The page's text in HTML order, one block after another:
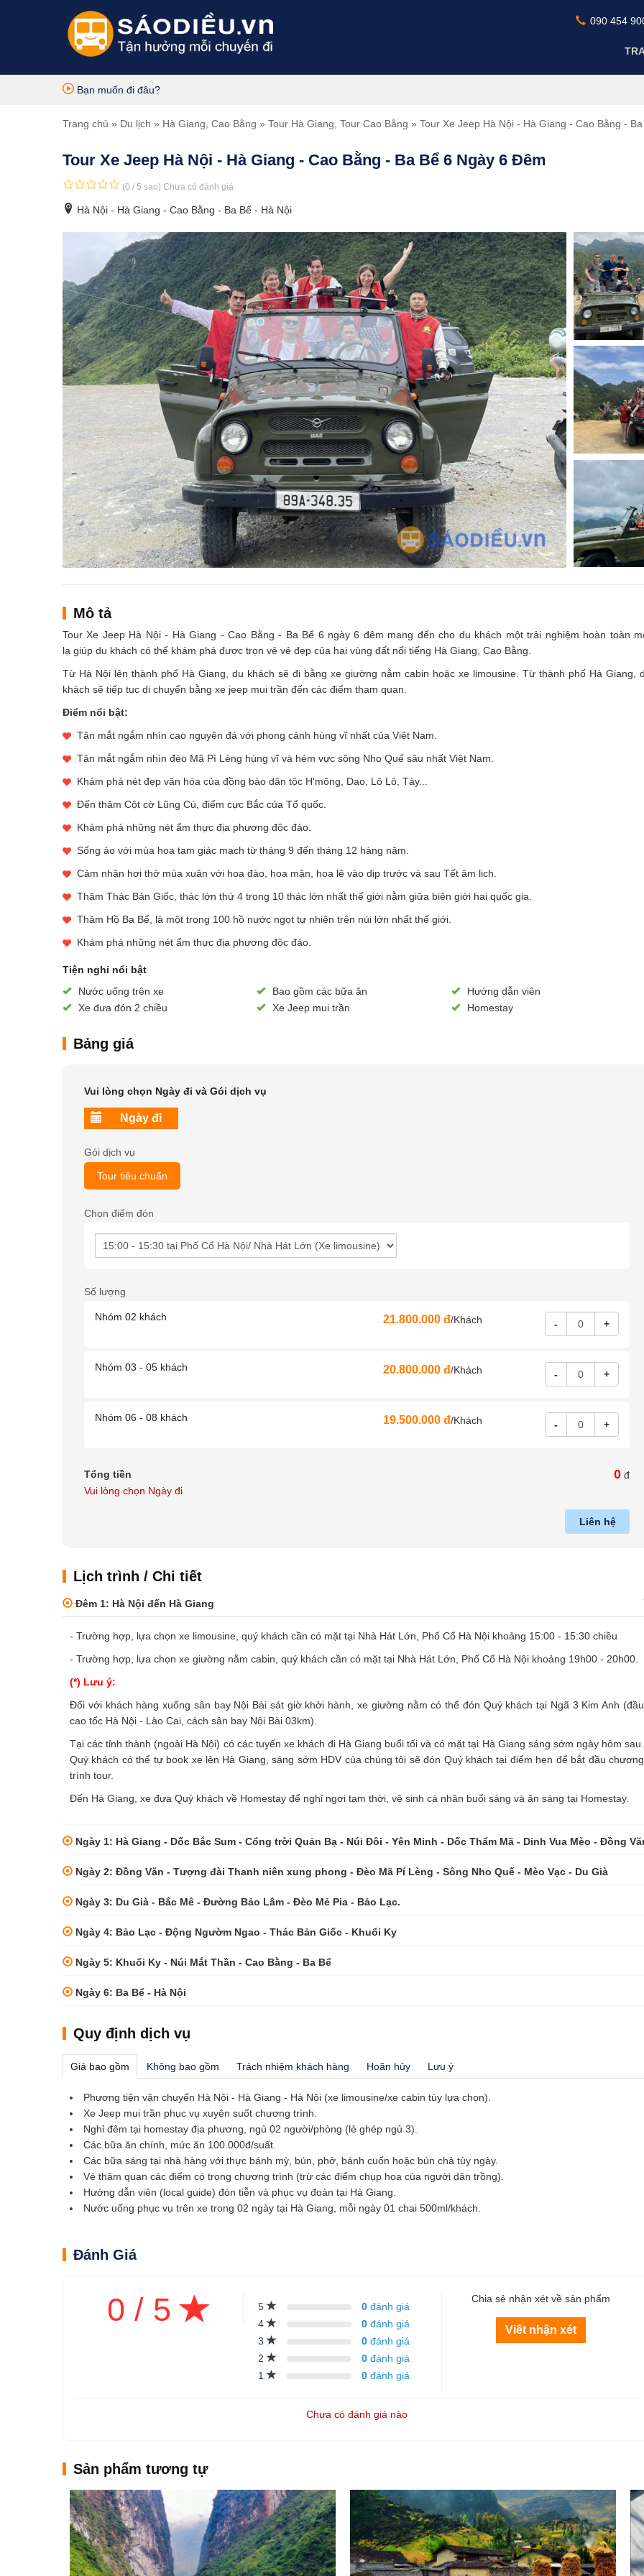
090 454
Bạn muốn đi đâu?
Trang chủ » Du lịch » Hà Giang Cao Bằng » Tour Hà Giang Tour Cao Bằng » Tour Xe Jeep Hà Nội - Hà Giang - Cao Bằng -
Tour Xe Jeep Hà Nội - Hà Giang - Cao Bằng - Ba Bể 6 Ngày 6 Đêm
(0 / 5 sao) Chưa có đánh giá
Hà Nội - Hà Giang - Cao Bằng - Ba Bể - Hà Nội
Mô tả
Tour Xe Jeep Hà Nội - Hà Giang - Cao Bằng - Ba Bể 6 ngày 6 đêm mang đến cho du khách một trải nghiệm hoàn toàn
lạ giúp du khách có thể khám phá được trọn vẻ vẻ đẹp của hai vùng đất nổi tiếng Hà Giang, Cao Bằng.
Từ Hà Nội lên thành phố Hà Giang, du khách sẽ đi bằng xe giường nằm cabin hoặc xe limousine. Từ thành phố Hà Giang,
khách sẽ tiếp tục di chuyển bằng xe jeep mui trần đến các điểm tham quan.
Điểm nổi bật:
Tận mắt ngắm nhìn cao nguyên đá với phong cảnh hùng vĩ nhất của Việt Nam.
Tận mắt ngắm nhìn đèo Mã Pì Lèng hùng vĩ và hẻm vực sông Nho Quế sâu nhất Việt Nam.
Khám phá nét đẹp văn hóa của đồng bào dân tộc H'mông, Dao, Lô Lô, Tày...
Đến thăm Cột cờ Lũng Cú, điểm cực Bắc của Tổ quốc.
Khám phá những nét ẩm thực địa phương độc đáo.
Sống ảo với mùa hoa tam giác mạch từ tháng 9 đến tháng 12 hàng năm.
Cảm nhận hơi thở mùa xuân với hoa đào, hoa mận, hoa lê vào dịp trước và sau Tết âm lịch.
Thăm Thác Bản Giốc, thác lớn thứ 4 trong 10 thác lớn nhất thế giới nằm giữa biên giới hai quốc gia.
Thăm Hồ Ba Bể, là một trong 100 hồ nước ngọt tự nhiên trên núi lớn nhất thế giới.
Khám phá những nét ẩm thực địa phương độc đáo.
Tiện nghi nổi bật
Nước uống trên xe
Bao gồm các bữa ăn
Hướng dẫn viên
Xe đưa đón 2 chiều
Xe Jeep mui trần Homestay
Bảng giá
Vui lòng chọn Ngày đi và Gói dịch vụ
Gói dịch vụ
Tour tiêu chuẩn
Chọn điểm đón
Số lượng
Nhóm 02 khách 21.800.000 đ/Khách - +
Nhóm 03 - 05 khách 20.800.000 đ/Khách - +
Nhóm 06 - 08 khách 19.500.000 đ/Khách - +
Tổng tiền 0 đ
Vui lòng chọn Ngày đi
Liên hệ
Lịch trình / Chi tiết
Đêm 1: Hà Nội đến Hà Giang
- Trường hợp, lựa chọn xe limousine, quý khách cần có mặt tại Nhà Hát Lớn, Phố Cổ Hà Nội khoảng 15:00 - 15:30 chiều
- Trường hợp, lựa chọn xe giường nằm cabin, quý khách cần có mặt tại Nhà Hát Lớn, Phố Cổ Hà Nội khoảng 19h00 - 20h00.
(*) Lưu ý:
Đối với khách hàng xuống sân bay Nội Bài sát giờ khởi hành, xe giường nằm có thể đón Quý khách tại Ngã 3 Kim Anh (đầu
cao tốc Hà Nội - Lào Cai, cách sân bay Nội Bài 03km).
Tại các tỉnh thành (ngoài Hà Nội) có các tuyến xe khách đi Hà Giang buổi tối và có mặt tại Hà Giang sáng sớm ngày hôm sau.
Quý khách có thể tự book xe lên Hà Giang, sáng sớm HDV của chúng tôi sẽ đón Quý khách tại điểm hẹn để bắt đầu chương
trình tour.
Đến Hà Giang, xe đưa Quý khách về Homestay để nghỉ ngơi tạm thời, vệ sinh cá nhân buổi sáng và ăn sáng tại Homestay.
Ngày 1: Hà Giang - Dốc Bắc Sum - Cổng trời Quản Bạ - Núi Đôi - Yên Minh - Dốc Thẩm Mã - Dinh Vua Mèo - Đồng
Ngày 2: Đồng Văn - Tượng đài Thanh niên xung phong - Đèo Mã Pí Lèng - Sông Nho Quế - Mèo Vạc - Du Già
Ngày 3: Du Già - Bắc Mê - Đường Bảo Lâm - Đèo Mẻ Pia - Bảo Lạc.
Ngày 4: Bảo Lạc - Động Ngườm Ngao - Thác Bản Giốc - Khuổi Ky
Ngày 5: Khuổi Ky - Núi Mắt Thần - Cao Bằng - Ba Bể
Ngày 6: Ba Bể - Hà Nội
Quy định dịch vụ
Giá bao gồm Không bao gồm Trách nhiệm khách hàng Hoãn hủy Lưu ý
Phương tiện vận chuyển Hà Nội - Hà Giang - Hà Nội (xe limousine/xe cabin tùy lựa chọn).
Xe Jeep mui trần phục vụ xuyên suốt chương trình.
Nghỉ đêm tại homestay địa phương, ngủ 02 người/phòng (lẻ ghép ngủ 3).
Các bữa ăn chính, mức ăn 100.000đ/suất.
Các bữa sáng tại nhà hàng với thực bánh mỳ, bún, phở, bánh cuốn hoặc bún chả tùy ngày.
Vé thăm quan các điểm có trong chương trình (trừ các điểm chụp hoa của người dân trồng).
Hướng dẫn viên (local guide) đón tiễn và phục vụ đoàn tại Hà Giang.
Nước uống phục vụ trên xe trong 02 ngày tại Hà Giang, mỗi ngày 01 chai 500ml/khách.
Đánh Giá
0 / 5 5 0 đánh giá
4
0 đánh giá
3
0 đánh giá
2
0 đánh giá
1
0 đánh giá
Chia sẻ nhận xét về sản phẩm
Viết nhận xét
Chưa có đánh giá nào
Sản phẩm tương tự